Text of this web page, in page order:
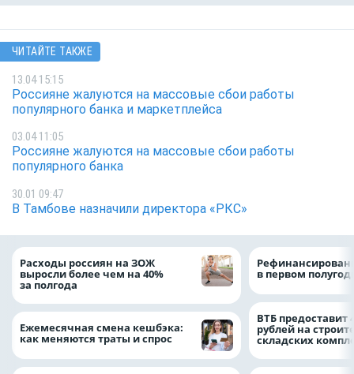
ЧИТАЙТЕ ТАКЖЕ
13.04 15:15
Россияне жалуются на массовые сбои работы
популярного банка и маркетплейса
03.04 11:05
Россияне жалуются на массовые сбои работы
популярного банка
30.01 09:47
В Тамбове назначили директора «РКС»
Расходы россиян на ЗОЖ
выросли более чем на 40%
за полгода
Ежемесячная смена кешбэка:
как меняются траты и спрос
в первом
ВТБ предоставит
рублей на
складских